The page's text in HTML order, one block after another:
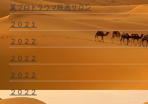
某プロトラウマ映画サロン
２０２１
２０２２
２０２２
２０２２
２０２２